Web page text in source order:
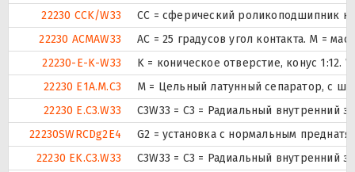
22230 CCK/W33
CC = сферический роликоподшипник
22230 ACMAW33
AC = 25 градусов угол контакта. M =
22230-E-K-W33
K = коническое отверстие, конус
22230 E1A.M.C3
M = Цельный латунный сепаратор, с
22230 E.C3.W33
C3W33 = C3 = Радиальный внутренний
22230SWRCDg2E4
G2 = установка с нормальным
22230 EK.C3.W33
C3W33 = C3 = Радиальный внутренний